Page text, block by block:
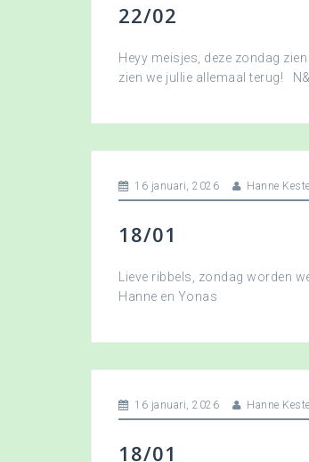
22/02
Heyy meisjes, deze zondag
zien we jullie allemaal terug!
16 januari, 2026 Hanne
18/01
Lieve ribbels, zondag worden
Hanne en Yonas
16 januari, 2026 Hanne
18/01